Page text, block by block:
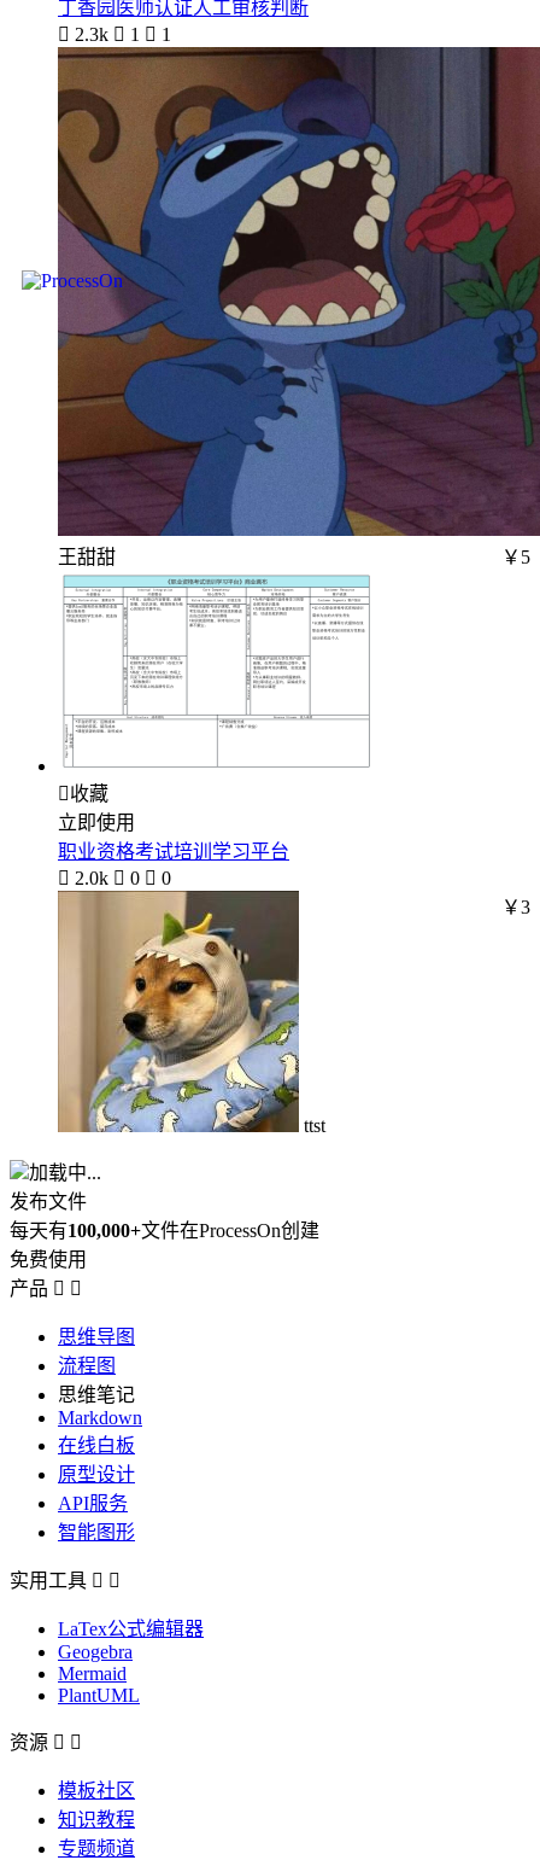
丁香园医师认证人工审核判断
 2.3k  1  1
王甜甜 ￥5
收藏
立即使用
职业资格考试培训学习平台
 2.0k  0  0
ttst
￥3
加载中...
发布文件
每天有100,000+文件在ProcessOn创建
免费使用
产品  
思维导图
流程图
思维笔记
Markdown
在线白板
原型设计
API服务
智能图形
实用工具  
LaTex公式编辑器
Geogebra
Mermaid
PlantUML
资源  
模板社区
知识教程
专题频道